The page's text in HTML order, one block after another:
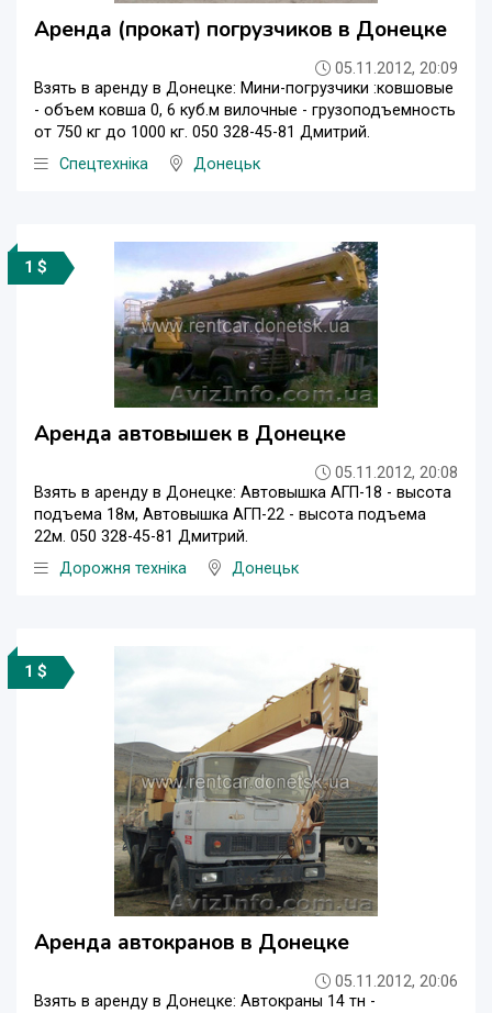
Аренда (прокат) погрузчиков в Донецке
05.11.2012, 20:09
Взять в аренду в Донецке: Мини-погрузчики :ковшовые
- объем ковша 0, 6 куб.м вилочные - грузоподъемность
от 750 кг до 1000 кг. 050 328-45-81 Дмитрий.
Спецтехніка
Донецьк
1 $
Аренда автовышек в Донецке
05.11.2012, 20:08
Взять в аренду в Донецке: Автовышка АГП-18 - высота
подъема 18м, Автовышка АГП-22 - высота подъема
22м. 050 328-45-81 Дмитрий.
Дорожня техніка
Донецьк
1 $
Аренда автокранов в Донецке
05.11.2012, 20:06
Взять в аренду в Донецке: Автокраны 14 тн -